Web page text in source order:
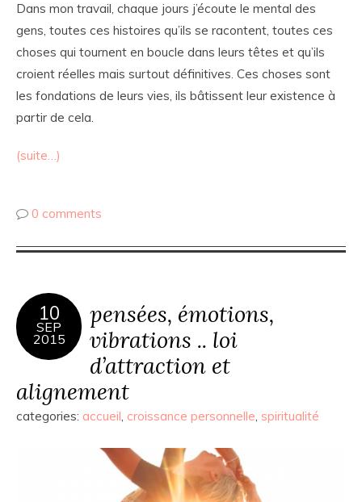
Dans mon travail, chaque jours j’écoute le mental des
gens, toutes ces histoires qu’ils se racontent, toutes ces
choses qui tournent en boucle dans leurs têtes et qu’ils
croient réelles mais surtout définitives. Ces choses sont
les fondations de leurs vies, ils bâtissent leur existence à
partir de cela.
(suite…)
0 comments
10
SEP
2015
pensées, émotions,
vibrations .. loi
d’attraction et
alignement
categories: accueil, croissance personnelle, spiritualité